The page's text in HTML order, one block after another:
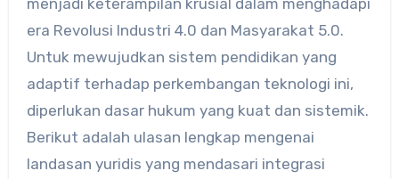
era Revolusi Industri 4.0 dan Masyarakat 5.0.
Untuk mewujudkan sistem pendidikan yang
adaptif terhadap perkembangan teknologi ini,
diperlukan dasar hukum yang kuat dan sistemik.
Berikut adalah ulasan lengkap mengenai
landasan yuridis yang mendasari integrasi